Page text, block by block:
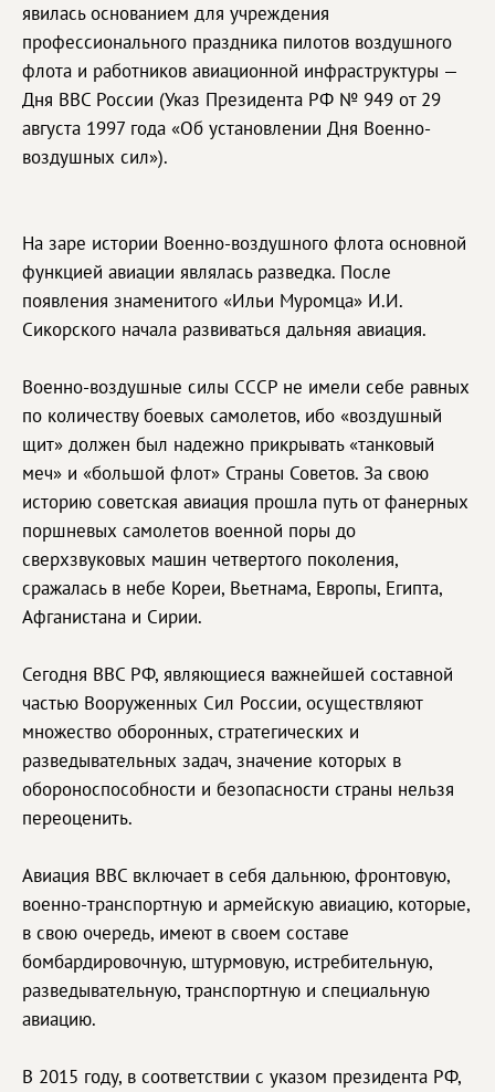
явилась основанием для учреждения
профессионального праздника пилотов воздушного
флота и работников авиационной инфраструктуры —
Дня ВВС России (Указ Президента РФ № 949 от 29
августа 1997 года «Об установлении Дня Военно-
воздушных сил»).
На заре истории Военно-воздушного флота основной
функцией авиации являлась разведка. После
появления знаменитого «Ильи Муромца» И.И.
Сикорского начала развиваться дальняя авиация.
Военно-воздушные силы СССР не имели себе равных
по количеству боевых самолетов, ибо «воздушный
щит» должен был надежно прикрывать «танковый
меч» и «большой флот» Страны Советов. За свою
историю советская авиация прошла путь от фанерных
поршневых самолетов военной поры до
сверхзвуковых машин четвертого поколения,
сражалась в небе Кореи, Вьетнама, Европы, Египта,
Афганистана и Сирии.
Сегодня ВВС РФ, являющиеся важнейшей составной
частью Вооруженных Сил России, осуществляют
множество оборонных, стратегических и
разведывательных задач, значение которых в
обороноспособности и безопасности страны нельзя
переоценить.
Авиация ВВС включает в себя дальнюю, фронтовую,
военно-транспортную и армейскую авиацию, которые,
в свою очередь, имеют в своем составе
бомбардировочную, штурмовую, истребительную,
разведывательную, транспортную и специальную
авиацию.
В 2015 году, в соответствии с указом президента РФ,